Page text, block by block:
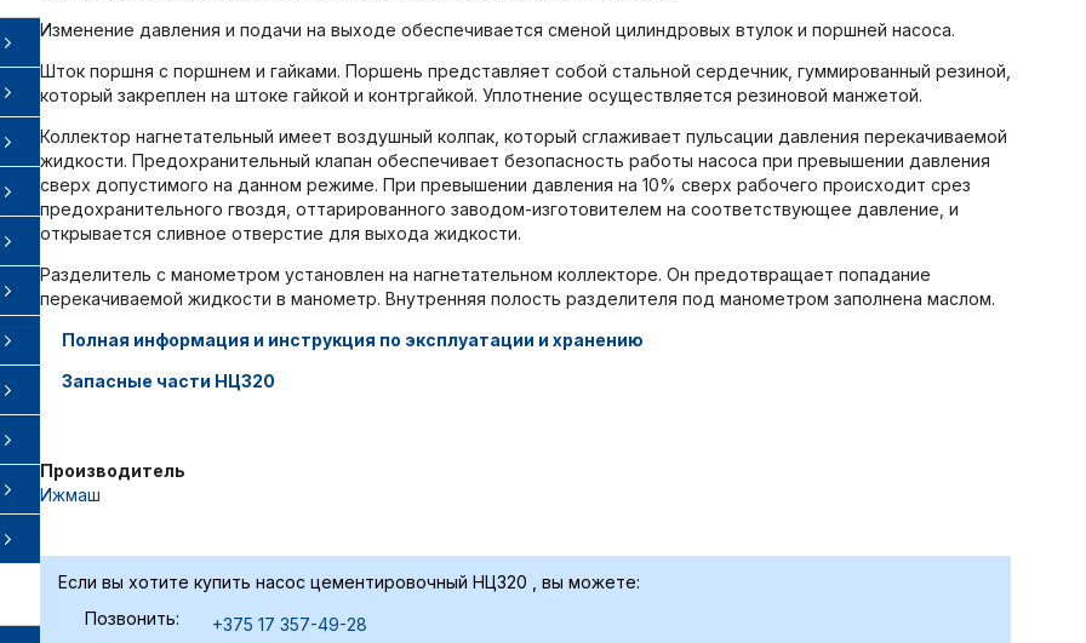
Изменение давления и подачи на выходе обеспечивается сменой цилиндровых втулок и поршней насоса.
Шток поршня с поршнем и гайками. Поршень представляет собой стальной сердечник, гуммированный резиной,
который закреплен на штоке гайкой и контргайкой. Уплотнение осуществляется резиновой манжетой.
Коллектор нагнетательный имеет воздушный колпак, который сглаживает пульсации давления перекачиваемой
жидкости. Предохранительный клапан обеспечивает безопасность работы насоса при превышении давления
сверх допустимого на данном режиме. При превышении давления на 10% сверх рабочего происходит срез
предохранительного гвоздя, оттарированного заводом-изготовителем на соответствующее давление, и
открывается сливное отверстие для выхода жидкости.
Разделитель с манометром установлен на нагнетательном коллекторе. Он предотвращает попадание
перекачиваемой жидкости в манометр. Внутренняя полость разделителя под манометром заполнена маслом.
Полная информация и инструкция по эксплуатации и хранению
Запасные части НЦ320
Производитель
Ижмаш
Если вы хотите купить насос цементировочный НЦ320 , вы можете:
Позвонить:
+375 17 357-49-28